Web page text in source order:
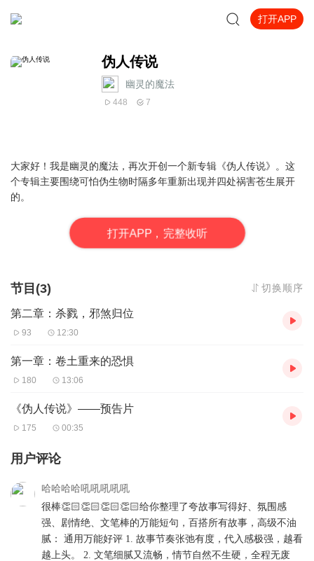
打开APP
伪人传说
幽灵的魔法
448 7
大家好！我是幽灵的魔法，再次开创一个新专辑《伪人传说》。这
个专辑主要围绕可怕伪生物时隔多年重新出现并四处祸害苍生展开
的。
打开APP，完整收听
节目(3) 切换顺序
第二章：杀戮，邪煞归位
93 12:30
第一章：卷土重来的恐惧
180 13:06
《伪人传说》——预告片
175 00:35
用户评论
哈哈哈哈吼吼吼吼吼
很棒👏🏻👏🏻👏🏻👏🏻给你整理了夸故事写得好、氛围感
强、剧情绝、文笔棒的万能短句，百搭所有故事，高级不油
腻： 通用万能好评 1. 故事节奏张弛有度，代入感极强，越看
越上头。 2. 文笔细腻又流畅，情节自然不生硬，全程无废